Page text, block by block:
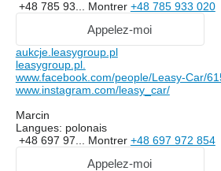
+48 785 93... Montrer +48 785 933 020
Appelez-moi
aukcje.leasygroup.pl
leasygroup.pl.
www.facebook.com/people/Leasy-Car/
www.instagram.com/leasy_car/
Marcin
Langues: polonais
+48 697 97... Montrer +48 697 972 854
Appelez-moi